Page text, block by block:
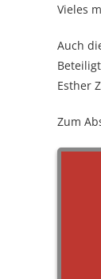
Vieles
Auch
Esther
Zum